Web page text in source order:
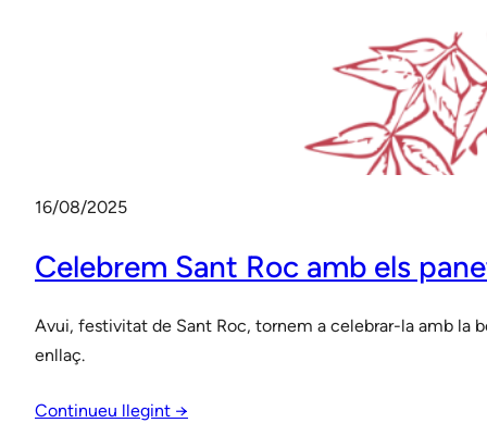
16/08/2025
Celebrem Sant Roc amb els
Avui, festivitat de Sant Roc, tornem a celebrar-la amb la
enllaç.
Continueu llegint →